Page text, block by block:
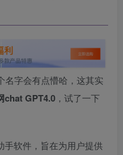
名字会有点懵哈，这其实
chat GPT4.0 ，试了一下
手软件，旨在为用户提供